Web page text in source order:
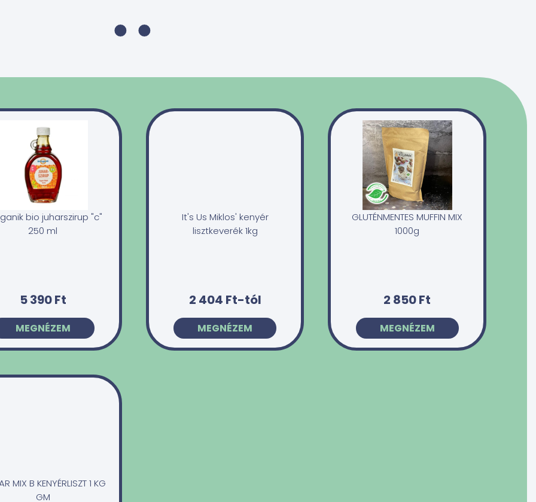
bio juharszirup "c"
250 ml
5 390 Ft
MEGNÉZEM
It's Us Miklos' kenyér
lisztkeverék 1kg
2 404 Ft-tól
MEGNÉZEM
GLUTÉNMENTES MUFFIN MIX
1000g
2 850 Ft
MEGNÉZEM
MIX B KENYÉRLISZT 1 KG
GM